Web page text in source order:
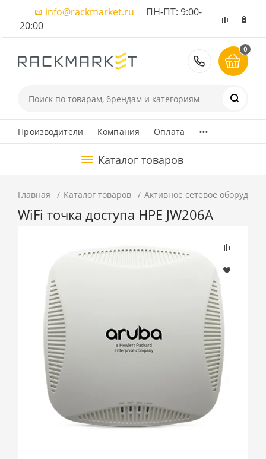
info@rackmarket.ru ПН-ПТ: 9:00-
20:00
8 (495)
0
Производители Компания Оплата ...
Каталог товаров
Главная Каталог товаров Активное сетевое
WiFi точка доступа HPE JW206A